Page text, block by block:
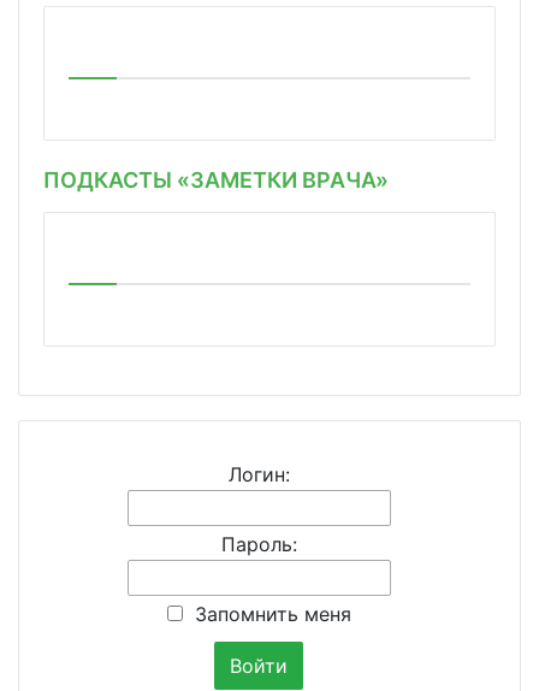
ПОДКАСТЫ «ЗАМЕТКИ ВРАЧА»
Логин:
Пароль:
Запомнить меня